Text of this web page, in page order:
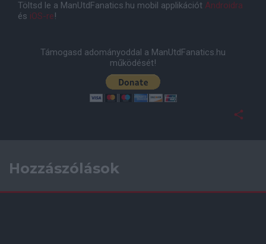
Töltsd le a ManUtdFanatics.hu mobil applikációt Androidra
és iOS-re!
Támogasd adományoddal a ManUtdFanatics.hu
működését!
Hozzászólások